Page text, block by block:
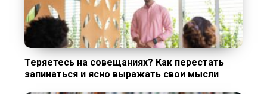
Теряетесь на совещаниях? Как перестать
запинаться и ясно выражать свои мысли